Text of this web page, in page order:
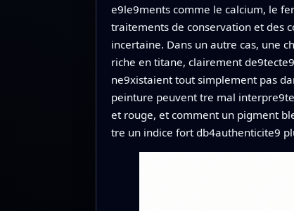
e9le9ments comme le calcium, le
traitements de conservation et des
incertaine. Dans un autre cas, une
riche en titane, clairement
ne9xistaient tout simplement pas
peinture peuvent tre mal
et rouge, et comment un pigment
tre un indice fort db4authenticite9